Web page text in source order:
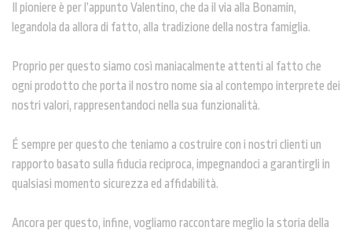
Il pioniere è per l’appunto Valentino, che da il via alla Bonamin,
legandola da allora di fatto, alla tradizione della nostra famiglia.
Proprio per questo siamo così maniacalmente attenti al fatto che
ogni prodotto che porta il nostro nome sia al contempo interprete dei
nostri valori, rappresentandoci nella sua funzionalità.
É sempre per questo che teniamo a costruire con i nostri clienti un
rapporto basato sulla fiducia reciproca, impegnandoci a garantirgli in
qualsiasi momento sicurezza ed affidabilità.
Ancora per questo, infine, vogliamo raccontare meglio la storia della